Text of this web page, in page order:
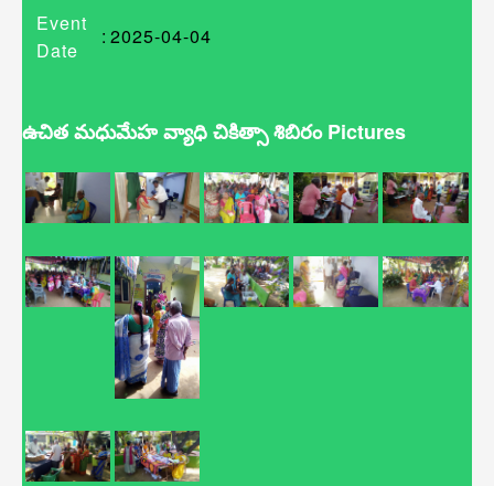
Event
Date
: 2025-04-04
ఉచిత మధుమేహ వ్యాధి చికిత్సా శిబిరం Pictures